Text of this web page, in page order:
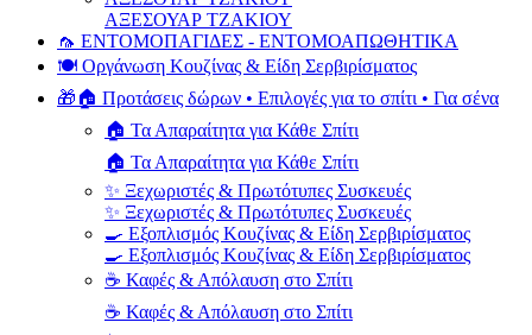
ΑΞΕΣΟΥΑΡ ΤΖΑΚΙΟΥ
🦟 ΕΝΤΟΜΟΠΑΓΙΔΕΣ - ΕΝΤΟΜΟΑΠΩΘΗΤΙΚΑ
🍽️ Οργάνωση Κουζίνας & Είδη Σερβιρίσματος
🎁🏠 Προτάσεις δώρων • Επιλογές για το σπίτι • Για σένα
🏠 Τα Απαραίτητα για Κάθε Σπίτι
🏠 Τα Απαραίτητα για Κάθε Σπίτι
✨ Ξεχωριστές & Πρωτότυπες Συσκευές
✨ Ξεχωριστές & Πρωτότυπες Συσκευές
🍳 Εξοπλισμός Κουζίνας & Είδη Σερβιρίσματος
🍳 Εξοπλισμός Κουζίνας & Είδη Σερβιρίσματος
☕ Καφές & Απόλαυση στο Σπίτι
☕ Καφές & Απόλαυση στο Σπίτι